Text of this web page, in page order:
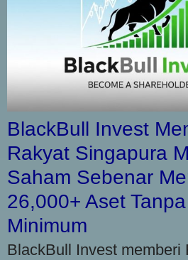
BlackBull Invest
Rakyat Singapura
Saham Sebenar
26,000+ Aset
Minimum
BlackBull Invest memberi